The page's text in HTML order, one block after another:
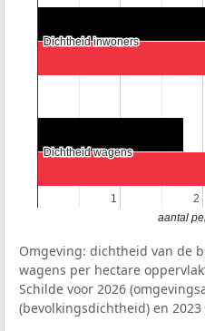
1
1 2
2
Dichtheid inwoners
Dichtheid inwoners
Dichtheid wagens
Dichtheid wagens
aantal
Omgeving: dichtheid van de
wagens per hectare
Schilde voor 2026
(bevolkingsdichtheid) en